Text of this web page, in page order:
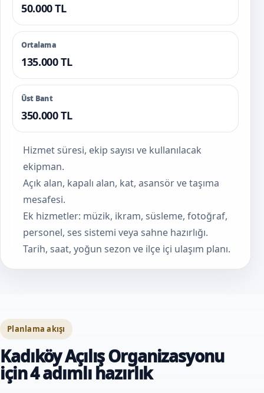
50.000 TL
Ortalama
135.000 TL
Üst Bant
350.000 TL
Hizmet süresi, ekip sayısı ve kullanılacak
ekipman.
Açık alan, kapalı alan, kat, asansör ve taşıma
mesafesi.
Ek hizmetler: müzik, ikram, süsleme, fotoğraf,
personel, ses sistemi veya sahne hazırlığı.
Tarih, saat, yoğun sezon ve ilçe içi ulaşım planı.
Planlama akışı
Kadıköy Açılış Organizasyonu
için 4 adımlı hazırlık